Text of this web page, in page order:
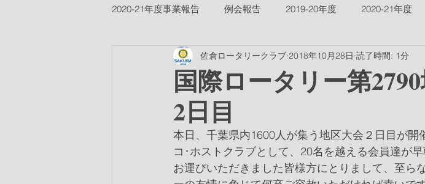
2020-21年度事業報告 例会報告 2019-20年度 2020-21年度
2018-19ver2 2017-18ver2 2021-22年度 2022-23年度
2026-27年度
国際ロータリー第
2日目
佐倉ロータリークラブ 2018年10月28日 読了時間: 1分
本日、千葉県内1600人が集う地区大会２日目が開
コ･ホストクラブとして、20名を越える会員達が
お運びいただきました皆様方にとりまして、至ら